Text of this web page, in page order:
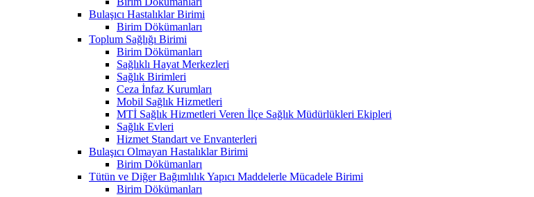
Bulaşıcı Hastalıklar Birimi
Birim Dökümanları
Toplum Sağlığı Birimi
Birim Dökümanları
Sağlıklı Hayat Merkezleri
Sağlık Birimleri
Ceza İnfaz Kurumları
Mobil Sağlık Hizmetleri
MTİ Sağlık Hizmetleri Veren İlçe Sağlık Müdürlükleri Ekipleri
Sağlık Evleri
Hizmet Standart ve Envanterleri
Bulaşıcı Olmayan Hastalıklar Birimi
Birim Dökümanları
Tütün ve Diğer Bağımlılık Yapıcı Maddelerle Mücadele Birimi
Birim Dökümanları